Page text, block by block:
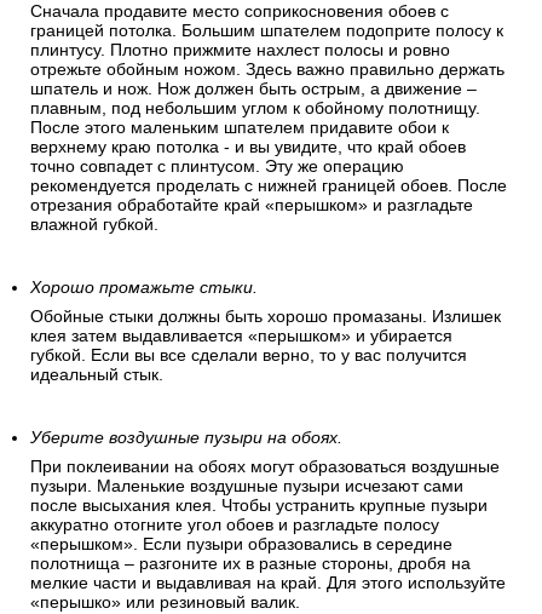
Сначала продавите место соприкосновения обоев с
границей потолка. Большим шпателем подоприте полосу к
плинтусу. Плотно прижмите нахлест полосы и ровно
отрежьте обойным ножом. Здесь важно правильно держать
шпатель и нож. Нож должен быть острым, а движение –
плавным, под небольшим углом к обойному полотнищу.
После этого маленьким шпателем придавите обои к
верхнему краю потолка - и вы увидите, что край обоев
точно совпадет с плинтусом. Эту же операцию
рекомендуется проделать с нижней границей обоев. После
отрезания обработайте край «перышком» и разгладьте
влажной губкой.
Хорошо промажьте стыки.
Обойные стыки должны быть хорошо промазаны. Излишек
клея затем выдавливается «перышком» и убирается
губкой. Если вы все сделали верно, то у вас получится
идеальный стык.
Уберите воздушные пузыри на обоях.
При поклеивании на обоях могут образоваться воздушные
пузыри. Маленькие воздушные пузыри исчезают сами
после высыхания клея. Чтобы устранить крупные пузыри
аккуратно отогните угол обоев и разгладьте полосу
«перышком». Если пузыри образовались в середине
полотнища – разгоните их в разные стороны, дробя на
мелкие части и выдавливая на край. Для этого используйте
«перышко» или резиновый валик.